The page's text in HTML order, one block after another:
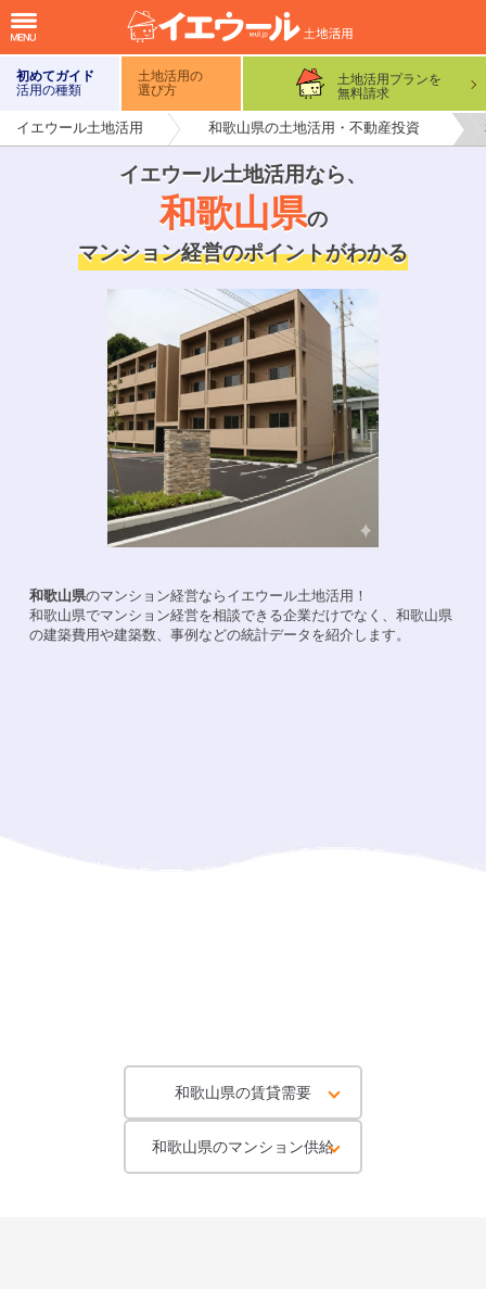
初めてガイド
活用の種類
土地活用の
選び方
土地活用プランを
無料請求
イエウール土地活用 和歌山県の土地活用・不動産投資
イエウール土地活用なら、
和歌山県の
マンション経営のポイントがわかる
和歌山県のマンション経営ならイエウール土地活用！
和歌山県でマンション経営を相談できる企業だけでなく、和歌山県
の建築費用や建築数、事例などの統計データを紹介します。
和歌山県の賃貸需要
和歌山県のマンション供給